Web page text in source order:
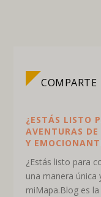
COMPARTE
¿ESTÁS LISTO
AVENTURAS
Y
¿Estás listo para
una manera única
miMapa.Blog es